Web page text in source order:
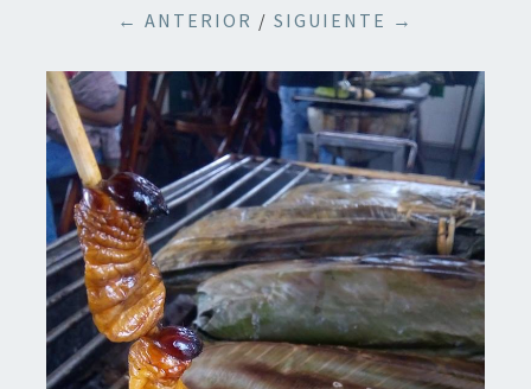
← ANTERIOR / SIGUIENTE →